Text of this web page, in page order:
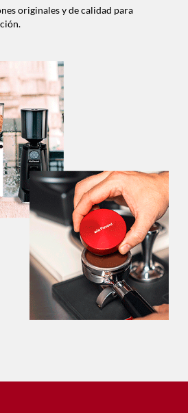
originales y de calidad para